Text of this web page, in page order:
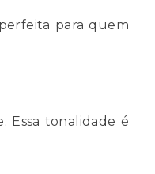
para quem
Essa tonalidade é